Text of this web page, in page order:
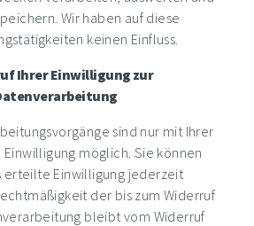
Wir haben auf diese
keinen Einfluss.
Ihrer Einwilligung zur
sind nur mit Ihrer
möglich. Sie können
erteilte Einwilligung jederzeit
der bis zum Widerruf
bleibt vom Widerruf